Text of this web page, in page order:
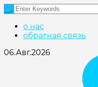
о нас
обратная связь
06.Авг.2026